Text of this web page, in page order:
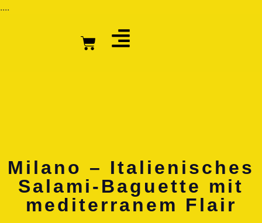
....
Milano – Italienisches
Salami-Baguette mit
mediterranem Flair